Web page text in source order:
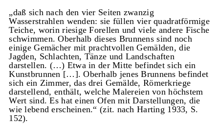
„daß sich nach den vier Seiten zwanzig
Wasserstrahlen wenden: sie füllen vier quadratförmige
Teiche, worin riesige Forellen und viele andere Fische
schwimmen. Oberhalb dieses Brunnens sind noch
einige Gemächer mit prachtvollen Gemälden, die
Jagden, Schlachten, Tänze und Landschaften
darstellen. (…) Etwa in der Mitte befindet sich ein
Kunstbrunnen […]. Oberhalb jenes Brunnens befindet
sich ein Zimmer, das drei Gemälde, Römerkriege
darstellend, enthält, welche Malereien von höchstem
Wert sind. Es hat einen Ofen mit Darstellungen, die
wie lebend erscheinen.“ (zit. nach Harting 1933, S.
152).